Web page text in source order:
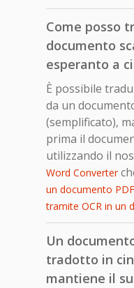
Come posso
documento
esperanto a
È possibile
da un
(semplificato),
prima il
utilizzando il
Word Converter
un documento
tramite OCR in un
Un
tradotto in
mantiene il